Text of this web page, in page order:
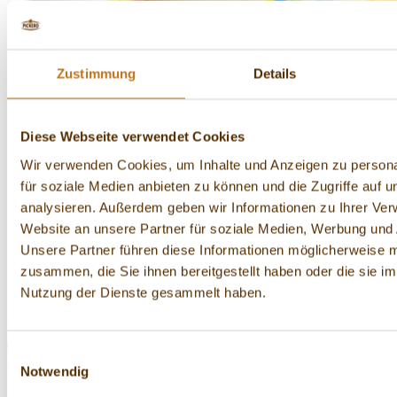
Zustimmung Details
Diese Webseite verwendet Cookies
Wir verwenden Cookies, um Inhalte und Anzeigen zu
für soziale Medien anbieten zu können und die Zugriffe auf
analysieren. Außerdem geben wir Informationen zu Ihrer
Website an unsere Partner für soziale Medien, Werbung
Unsere Partner führen diese Informationen möglicherweise
zusammen, die Sie ihnen bereitgestellt haben oder die sie
Nutzung der Dienste gesammelt haben.
Notwendig
wundervolle Produkte hervorzubringen. Schau doch gleich
Neuprodukte
Als dynamisches Unternehmen entwickeln wir uns stetig
weiter. Damit du immer auf dem neuesten Stand bist, findest
du hier die aktuellen PICKERD Pressemitteilungen und
wichtige Infos.
Pressemitteilungen
Produkte zum Backen und Dekorieren